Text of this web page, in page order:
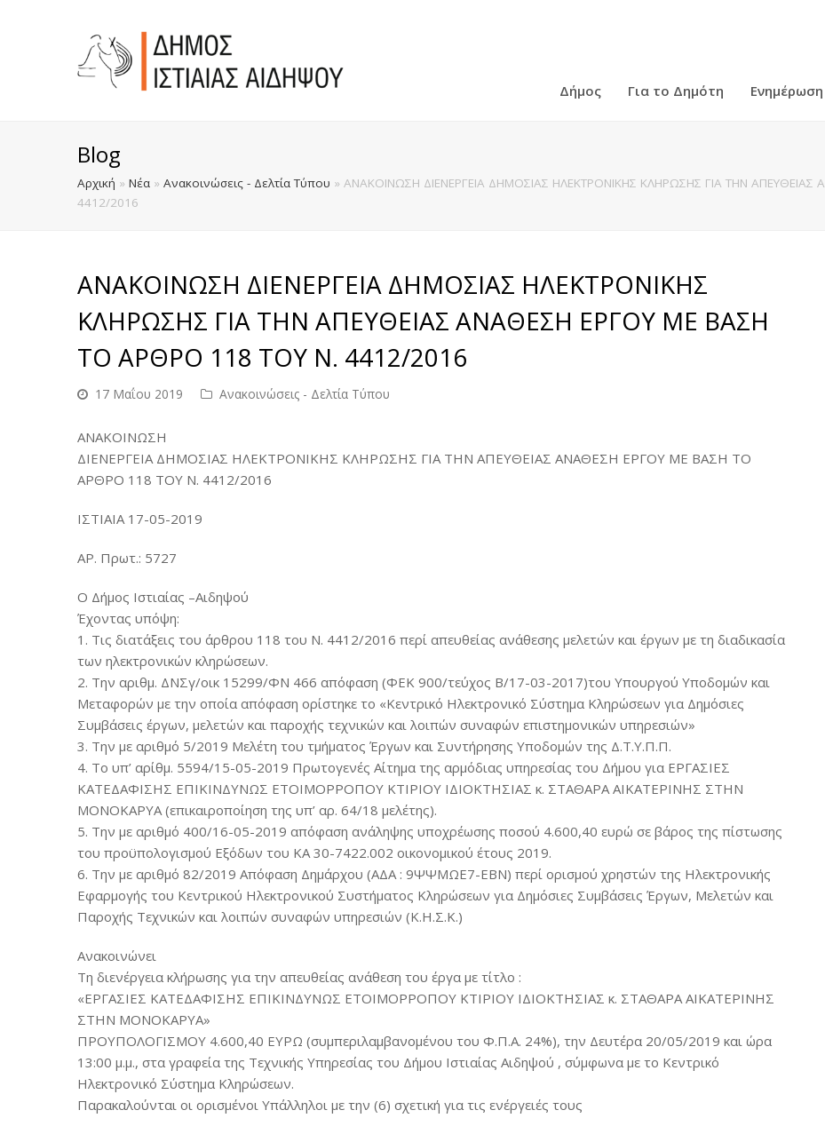
Δήμος Για το Δημότη Ενημέρωση
Blog
Αρχική » Νέα » Ανακοινώσεις - Δελτία Τύπου » ΑΝΑΚΟΙΝΩΣΗ ΔΙΕΝΕΡΓΕΙΑ ΔΗΜΟΣΙΑΣ ΗΛΕΚΤΡΟΝΙΚΗΣ ΚΛΗΡΩΣΗΣ ΓΙΑ ΤΗΝ
4412/2016
ΑΝΑΚΟΙΝΩΣΗ ΔΙΕΝΕΡΓΕΙΑ ΔΗΜΟΣΙΑΣ ΗΛΕΚΤΡΟΝΙΚΗΣ
ΚΛΗΡΩΣΗΣ ΓΙΑ ΤΗΝ ΑΠΕΥΘΕΙΑΣ ΑΝΑΘΕΣΗ ΕΡΓΟΥ ΜΕ ΒΑΣΗ
ΤΟ ΑΡΘΡΟ 118 ΤΟΥ Ν. 4412/2016
17 Μαΐου 2019 Ανακοινώσεις - Δελτία Τύπου
ΑΝΑΚΟΙΝΩΣΗ
ΔΙΕΝΕΡΓΕΙΑ ΔΗΜΟΣΙΑΣ ΗΛΕΚΤΡΟΝΙΚΗΣ ΚΛΗΡΩΣΗΣ ΓΙΑ ΤΗΝ ΑΠΕΥΘΕΙΑΣ ΑΝΑΘΕΣΗ ΕΡΓΟΥ ΜΕ ΒΑΣΗ ΤΟ
ΑΡΘΡΟ 118 ΤΟΥ Ν. 4412/2016
ΙΣΤΙΑΙΑ 17-05-2019
ΑΡ. Πρωτ.: 5727
O Δήμος Ιστιαίας –Αιδηψού
Έχοντας υπόψη:
1. Τις διατάξεις του άρθρου 118 του Ν. 4412/2016 περί απευθείας ανάθεσης μελετών και έργων με τη διαδικασία
των ηλεκτρονικών κληρώσεων.
2. Την αριθμ. ΔΝΣγ/οικ 15299/ΦΝ 466 απόφαση (ΦΕΚ 900/τεύχος Β/17-03-2017)του Υπουργού Υποδομών και
Μεταφορών με την οποία απόφαση ορίστηκε το «Κεντρικό Ηλεκτρονικό Σύστημα Κληρώσεων για Δημόσιες
Συμβάσεις έργων, μελετών και παροχής τεχνικών και λοιπών συναφών επιστημονικών υπηρεσιών»
3. Την με αριθμό 5/2019 Μελέτη του τμήματος Έργων και Συντήρησης Υποδομών της Δ.Τ.Υ.Π.Π.
4. Το υπ’ αρίθμ. 5594/15-05-2019 Πρωτογενές Αίτημα της αρμόδιας υπηρεσίας του Δήμου για ΕΡΓΑΣΙΕΣ
ΚΑΤΕΔΑΦΙΣΗΣ ΕΠΙΚΙΝΔΥΝΩΣ ΕΤΟΙΜΟΡΡΟΠΟΥ ΚΤΙΡΙΟΥ ΙΔΙΟΚΤΗΣΙΑΣ κ. ΣΤΑΘΑΡΑ ΑΙΚΑΤΕΡΙΝΗΣ ΣΤΗΝ
ΜΟΝΟΚΑΡΥΑ (επικαιροποίηση της υπ’ αρ. 64/18 μελέτης).
5. Την με αριθμό 400/16-05-2019 απόφαση ανάληψης υποχρέωσης ποσού 4.600,40 ευρώ σε βάρος της πίστωσης
του προϋπολογισμού Εξόδων του ΚΑ 30-7422.002 οικονομικού έτους 2019.
6. Την με αριθμό 82/2019 Απόφαση Δημάρχου (ΑΔΑ : 9ΨΨΜΩΕ7-ΕΒΝ) περί ορισμού χρηστών της Ηλεκτρονικής
Εφαρμογής του Κεντρικού Ηλεκτρονικού Συστήματος Κληρώσεων για Δημόσιες Συμβάσεις Έργων, Μελετών και
Παροχής Τεχνικών και λοιπών συναφών υπηρεσιών (Κ.Η.Σ.Κ.)
Ανακοινώνει
Τη διενέργεια κλήρωσης για την απευθείας ανάθεση του έργα με τίτλο :
«ΕΡΓΑΣΙΕΣ ΚΑΤΕΔΑΦΙΣΗΣ ΕΠΙΚΙΝΔΥΝΩΣ ΕΤΟΙΜΟΡΡΟΠΟΥ ΚΤΙΡΙΟΥ ΙΔΙΟΚΤΗΣΙΑΣ κ. ΣΤΑΘΑΡΑ ΑΙΚΑΤΕΡΙΝΗΣ
ΣΤΗΝ ΜΟΝΟΚΑΡΥΑ»
ΠΡΟΥΠΟΛΟΓΙΣΜΟΥ 4.600,40 ΕΥΡΩ (συμπεριλαμβανομένου του Φ.Π.Α. 24%), την Δευτέρα 20/05/2019 και ώρα
13:00 μ.μ., στα γραφεία της Τεχνικής Υπηρεσίας του Δήμου Ιστιαίας Αιδηψού , σύμφωνα με το Κεντρικό
Ηλεκτρονικό Σύστημα Κληρώσεων.
Παρακαλούνται οι ορισμένοι Υπάλληλοι με την (6) σχετική για τις ενέργειές τους